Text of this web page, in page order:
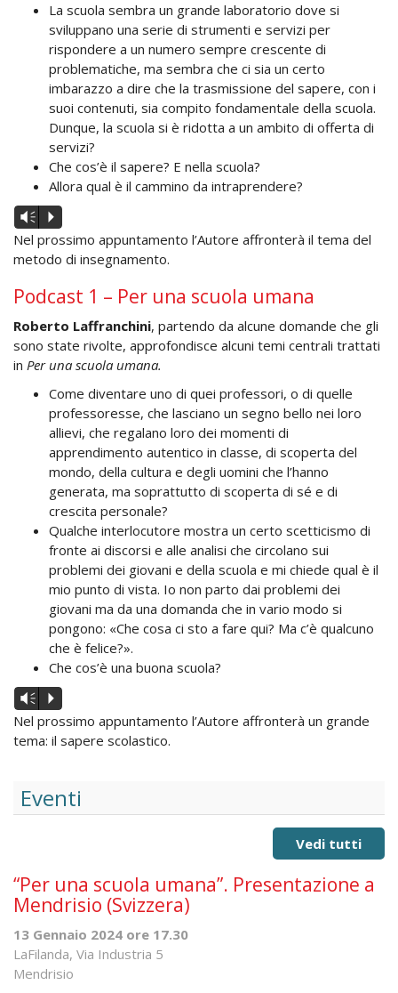
La scuola sembra un grande laboratorio dove si
sviluppano una serie di strumenti e servizi per
rispondere a un numero sempre crescente di
problematiche, ma sembra che ci sia un certo
imbarazzo a dire che la trasmissione del sapere, con i
suoi contenuti, sia compito fondamentale della scuola.
Dunque, la scuola si è ridotta a un ambito di offerta di
servizi?
Che cos’è il sapere? E nella scuola?
Allora qual è il cammino da intraprendere?
Audio
Player
Vm P
Nel prossimo appuntamento l’Autore affronterà il tema del
metodo di insegnamento.
Podcast 1 – Per una scuola umana
Roberto Laffranchini, partendo da alcune domande che gli
sono state rivolte, approfondisce alcuni temi centrali trattati
in Per una scuola umana.
Come diventare uno di quei professori, o di quelle
professoresse, che lasciano un segno bello nei loro
allievi, che regalano loro dei momenti di
apprendimento autentico in classe, di scoperta del
mondo, della cultura e degli uomini che l’hanno
generata, ma soprattutto di scoperta di sé e di
crescita personale?
Qualche interlocutore mostra un certo scetticismo di
fronte ai discorsi e alle analisi che circolano sui
problemi dei giovani e della scuola e mi chiede qual è il
mio punto di vista. Io non parto dai problemi dei
giovani ma da una domanda che in vario modo si
pongono: «Che cosa ci sto a fare qui? Ma c’è qualcuno
che è felice?».
Che cos’è una buona scuola?
Audio
Player
Vm P
Nel prossimo appuntamento l’Autore affronterà un grande
tema: il sapere scolastico.
Eventi
Vedi tutti
“Per una scuola umana”. Presentazione a
Mendrisio (Svizzera)
13 Gennaio 2024 ore 17.30
LaFilanda, Via Industria 5
Mendrisio